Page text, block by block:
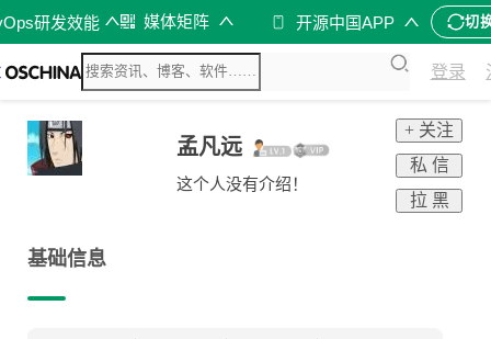
研发效能 媒体矩阵 开源中国APP 切
登录
孟凡远
这个人没有介绍！
+ 关注
私 信
拉 黑
基础信息